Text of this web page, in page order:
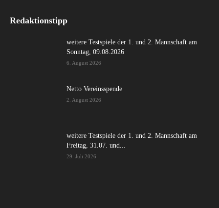
Redaktionstipp
weitere Testspiele der 1. und 2. Mannschaft am
Sonntag, 09.08.2026
6. August 2026
Netto Vereinsspende
2. August 2026
weitere Testspiele der 1. und 2. Mannschaft am
Freitag, 31.07. und...
29. Juli 2026